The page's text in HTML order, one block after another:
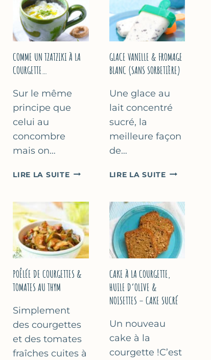
COMME UN TZATZIKI À LA
COURGETTE…
Sur le même
principe que
celui au
concombre
mais on…
LIRE LA SUITECOMME
À
LA
COURGETTE…
GLACE VANILLE & FROMAGE
BLANC (SANS SORBETIÈRE)
Une glace au
lait concentré
sucré, la
meilleure façon
de…
LIRE LA SUITEGLACE
FROMAGE
BLANC
(SANS
POÊLÉE DE COURGETTES &
TOMATES AU THYM
Simplement
des courgettes
et des tomates
fraîches cuites à
CAKE À LA COURGETTE,
HUILE D’OLIVE &
NOISETTES – CAKE SUCRÉ
Un nouveau
cake à la
courgette !C’est